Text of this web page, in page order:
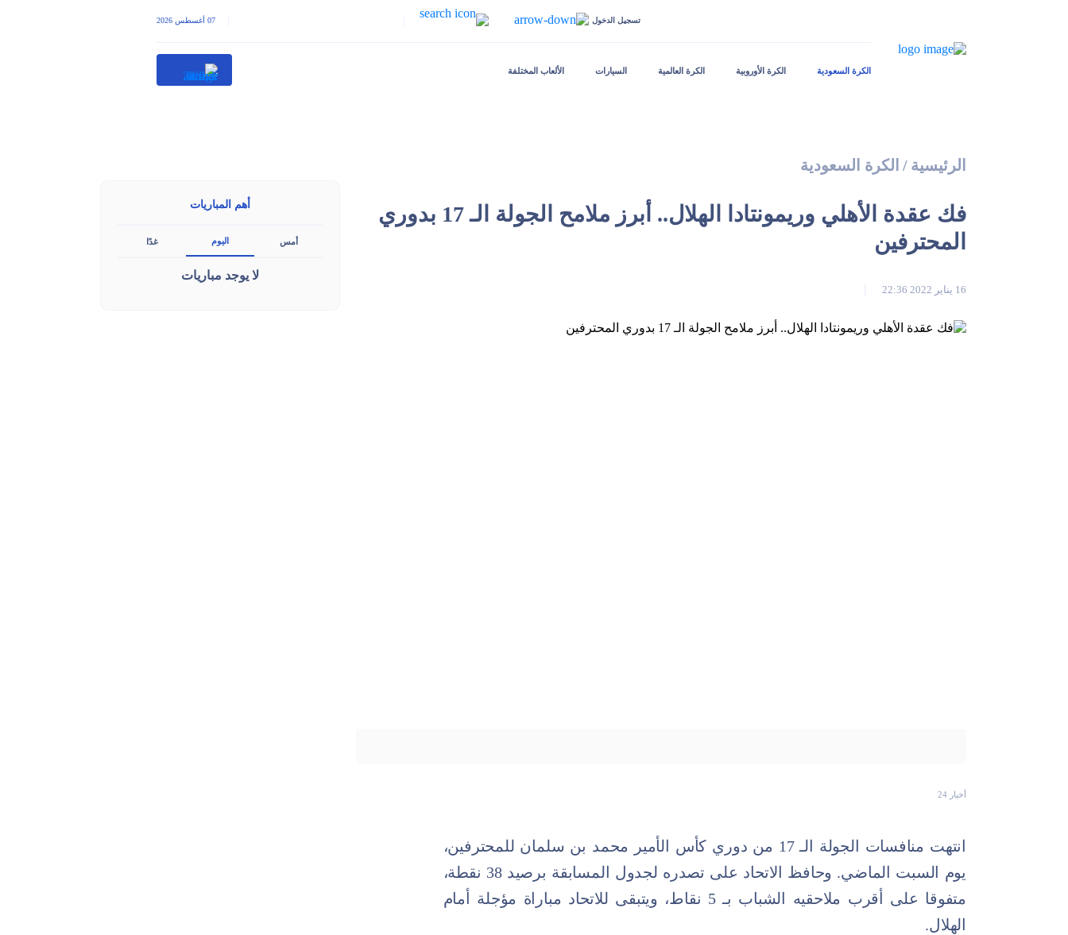
تسجيل الدخول 07 أغسطس 2026
الكرة السعودية الكرة الأوروبية الكرة العالمية السيارات الألعاب المختلفة
الرئيسية / الكرة السعودية
فك عقدة الأهلي وريمونتادا الهلال.. أبرز ملامح الجولة الـ 17 بدوري
المحترفين
16 يناير 2022 22:36
أخبار 24
انتهت منافسات الجولة الـ 17 من دوري كأس الأمير محمد بن سلمان للمحترفين،
يوم السبت الماضي. وحافظ الاتحاد على تصدره لجدول المسابقة برصيد 38 نقطة،
متفوقا على أقرب ملاحقيه الشباب بـ 5 نقاط، ويتبقى للاتحاد مباراة مؤجلة أمام
الهلال.
أهم المباريات
أمس اليوم غدًا
لا يوجد مباريات